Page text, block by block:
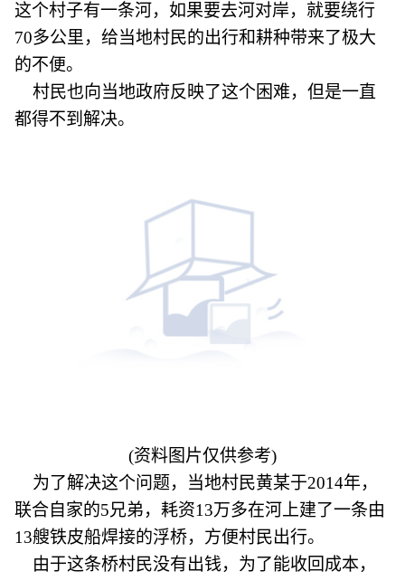
这个村子有一条河，如果要去河对岸，就要绕行
70多公里，给当地村民的出行和耕种带来了极大
的不便。
村民也向当地政府反映了这个困难，但是一直
都得不到解决。
(资料图片仅供参考)
为了解决这个问题，当地村民黄某于2014年，
联合自家的5兄弟，耗资13万多在河上建了一条由
13艘铁皮船焊接的浮桥，方便村民出行。
由于这条桥村民没有出钱，为了能收回成本，